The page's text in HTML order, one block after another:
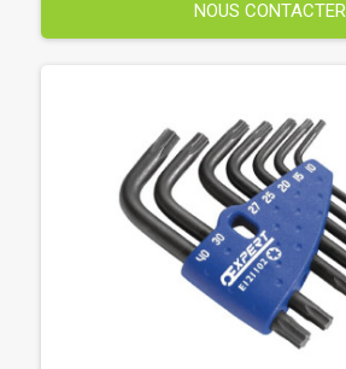
NOUS CONTACTER